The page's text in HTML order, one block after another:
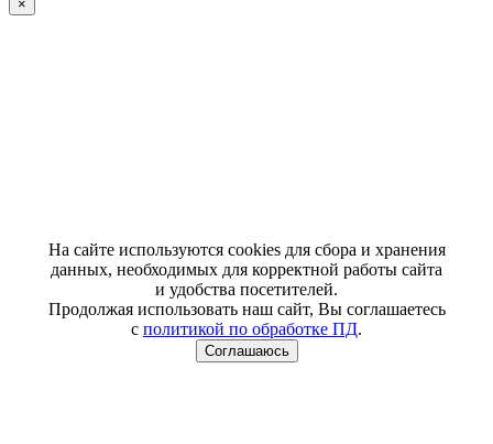
×
На сайте используются cookies для сбора и хранения
данных, необходимых для корректной работы сайта
и удобства посетителей.
Продолжая использовать наш сайт, Вы соглашаетесь
с политикой по обработке ПД.
Соглашаюсь